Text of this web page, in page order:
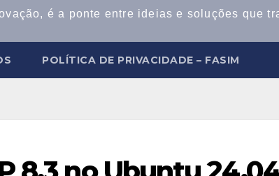
é a ponte entre ideias e soluções que
POLÍTICA DE PRIVACIDADE – FASIM